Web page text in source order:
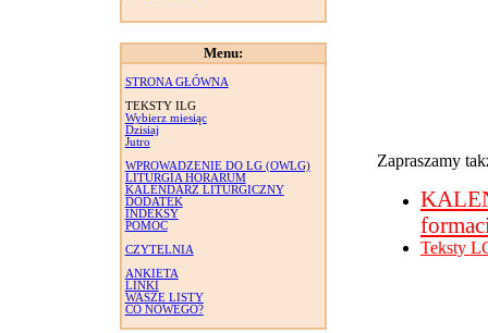
Menu:
STRONA GŁÓWNA
TEKSTY ILG
Wybierz miesiąc
Dzisiaj
Jutro
WPROWADZENIE DO LG (OWLG)
LITURGIA HORARUM
KALENDARZ LITURGICZNY
DODATEK
INDEKSY
POMOC
CZYTELNIA
ANKIETA
LINKI
WASZE LISTY
CO NOWEGO?
Zapraszamy
Teksty